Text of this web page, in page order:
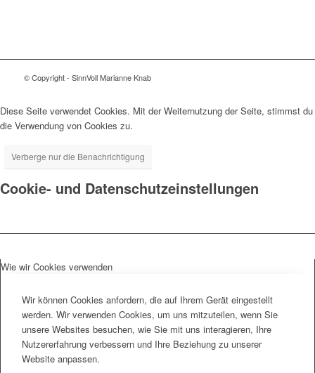
© Copyright - SinnVoll Marianne Knab
Diese Seite verwendet Cookies. Mit der Weiternutzung der Seite, stimmst du
die Verwendung von Cookies zu.
Verberge nur die Benachrichtigung
Cookie- und Datenschutzeinstellungen
Wie wir Cookies verwenden
Wir können Cookies anfordern, die auf Ihrem Gerät eingestellt
werden. Wir verwenden Cookies, um uns mitzuteilen, wenn Sie
unsere Websites besuchen, wie Sie mit uns interagieren, Ihre
Nutzererfahrung verbessern und Ihre Beziehung zu unserer
Website anpassen.